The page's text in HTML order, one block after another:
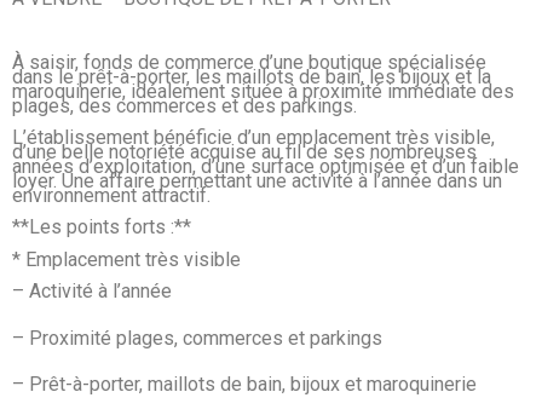
À saisir, fonds de commerce d’une boutique spécialisée
dans le prêt-à-porter, les maillots de bain, les bijoux et la
maroquinerie, idéalement située à proximité immédiate des
plages, des commerces et des parkings.
L’établissement bénéficie d’un emplacement très visible,
d’une belle notoriété acquise au fil de ses nombreuses
années d’exploitation, d’une surface optimisée et d’un faible
loyer. Une affaire permettant une activité à l’année dans un
environnement attractif.
**Les points forts :**
* Emplacement très visible
– Activité à l’année
– Proximité plages, commerces et parkings
– Prêt-à-porter, maillots de bain, bijoux et maroquinerie